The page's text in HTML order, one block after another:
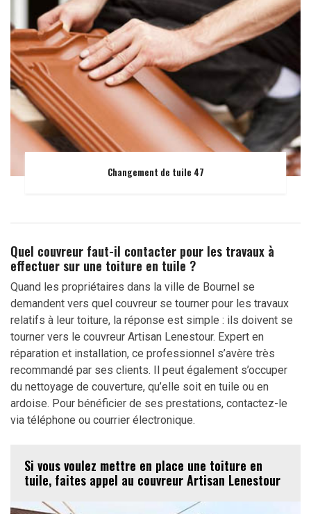
Changement de tuile 47
Quel couvreur faut-il contacter pour les travaux à
effectuer sur une toiture en tuile ?
Quand les propriétaires dans la ville de Bournel se
demandent vers quel couvreur se tourner pour les travaux
relatifs à leur toiture, la réponse est simple : ils doivent se
tourner vers le couvreur Artisan Lenestour. Expert en
réparation et installation, ce professionnel s’avère très
recommandé par ses clients. Il peut également s’occuper
du nettoyage de couverture, qu’elle soit en tuile ou en
ardoise. Pour bénéficier de ses prestations, contactez-le
via téléphone ou courrier électronique.
Si vous voulez mettre en place une toiture en
tuile, faites appel au couvreur Artisan Lenestour